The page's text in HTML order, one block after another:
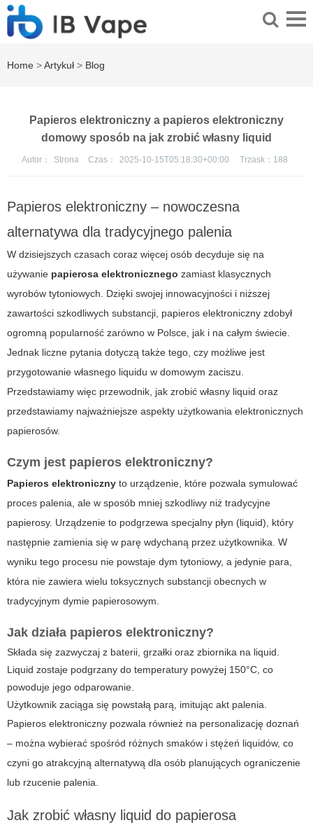
Home >Artykuł > Blog
Papieros elektroniczny a papieros elektroniczny
domowy sposób na jak zrobić własny liquid
Autor： Strona Czas： 2025-10-15T05:18:30+00:00 Trzask： 188
Papieros elektroniczny – nowoczesna
alternatywa dla tradycyjnego palenia
W dzisiejszych czasach coraz więcej osób decyduje się na
używanie papierosa elektronicznego zamiast klasycznych
wyrobów tytoniowych. Dzięki swojej innowacyjności i niższej
zawartości szkodliwych substancji, papieros elektroniczny zdobył
ogromną popularność zarówno w Polsce, jak i na całym świecie.
Jednak liczne pytania dotyczą także tego, czy możliwe jest
przygotowanie własnego liquidu w domowym zaciszu.
Przedstawiamy więc przewodnik, jak zrobić własny liquid oraz
przedstawiamy najważniejsze aspekty użytkowania elektronicznych
papierosów.
Czym jest papieros elektroniczny?
Papieros elektroniczny to urządzenie, które pozwala symulować
proces palenia, ale w sposób mniej szkodliwy niż tradycyjne
papierosy. Urządzenie to podgrzewa specjalny płyn (liquid), który
następnie zamienia się w parę wdychaną przez użytkownika. W
wyniku tego procesu nie powstaje dym tytoniowy, a jedynie para,
która nie zawiera wielu toksycznych substancji obecnych w
tradycyjnym dymie papierosowym.
Jak działa papieros elektroniczny?
Składa się zazwyczaj z baterii, grzałki oraz zbiornika na liquid.
Liquid zostaje podgrzany do temperatury powyżej 150°C, co
powoduje jego odparowanie.
Użytkownik zaciąga się powstałą parą, imitując akt palenia.
Papieros elektroniczny pozwala również na personalizację doznań
– można wybierać spośród różnych smaków i stężeń liquidów, co
czyni go atrakcyjną alternatywą dla osób planujących ograniczenie
lub rzucenie palenia.
Jak zrobić własny liquid do papierosa